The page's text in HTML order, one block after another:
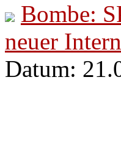
Bombe:
neuer
Datum: